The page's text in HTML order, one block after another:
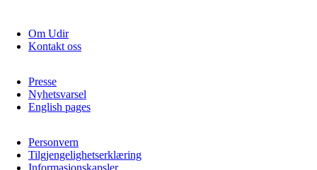
Om Udir
Kontakt oss
Presse
Nyhetsvarsel
English pages
Personvern
Tilgjengelighetserklæring